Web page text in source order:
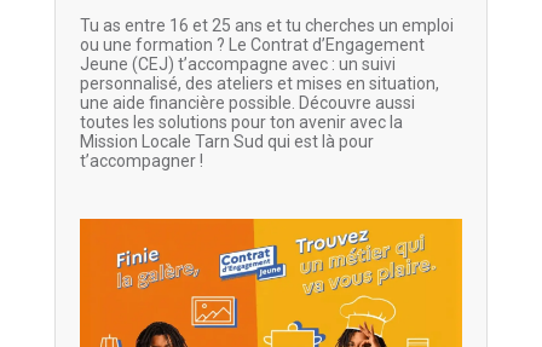
Tu as entre 16 et 25 ans et tu cherches un emploi
ou une formation ? Le Contrat d’Engagement
Jeune (CEJ) t’accompagne avec : un suivi
personnalisé, des ateliers et mises en situation,
une aide financière possible. Découvre aussi
toutes les solutions pour ton avenir avec la
Mission Locale Tarn Sud qui est là pour
t’accompagner !